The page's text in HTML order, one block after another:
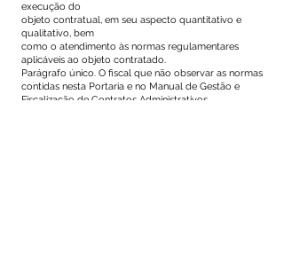
execução do
objeto contratual, em seu aspecto quantitativo e
qualitativo, bem
como o atendimento às normas regulamentares
aplicáveis ao objeto contratado.
Parágrafo único. O fiscal que não observar as normas
contidas nesta Portaria e no Manual de Gestão e
Fiscalização de Contratos Administrativos